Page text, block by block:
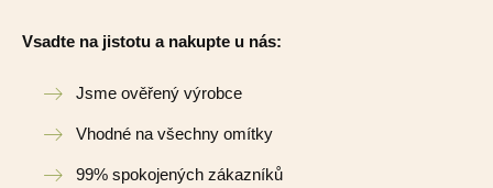
Vsadte na jistotu a nakupte u nás:
Jsme ověřený výrobce
Vhodné na všechny omítky
99% spokojených zákazníků